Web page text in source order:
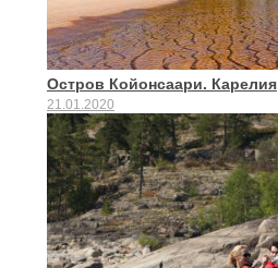
Остров Койонсаари. Карелия
21.01.2020